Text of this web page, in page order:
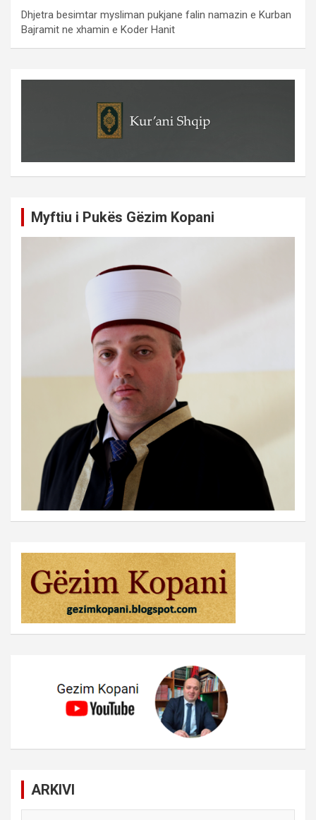
Dhjetra besimtar mysliman pukjane falin namazin e Kurban
Bajramit ne xhamin e Koder Hanit
Myftiu i Pukës Gëzim Kopani
ARKIVI